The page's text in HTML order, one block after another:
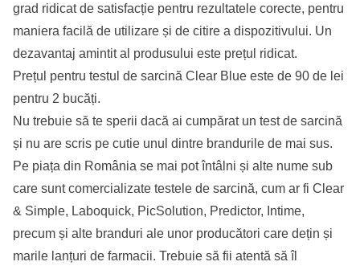
grad ridicat de satisfacție pentru rezultatele corecte, pentru
maniera facilă de utilizare și de citire a dispozitivului. Un
dezavantaj amintit al produsului este prețul ridicat.
Prețul pentru testul de sarcină Clear Blue este de 90 de lei
pentru 2 bucăți.
Nu trebuie să te sperii dacă ai cumpărat un test de sarcină
și nu are scris pe cutie unul dintre brandurile de mai sus.
Pe piața din România se mai pot întâlni și alte nume sub
care sunt comercializate testele de sarcină, cum ar fi Clear
& Simple, Laboquick, PicSolution, Predictor, Intime,
precum și alte branduri ale unor producători care dețin și
marile lanțuri de farmacii. Trebuie să fii atentă să îl